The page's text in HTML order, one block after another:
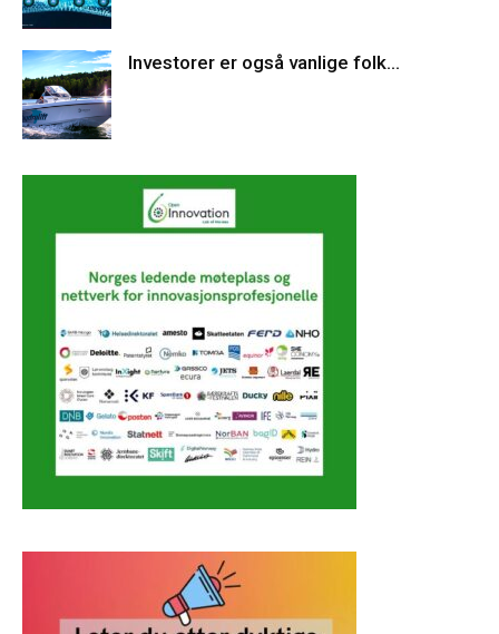
Investorer er også vanlige folk…